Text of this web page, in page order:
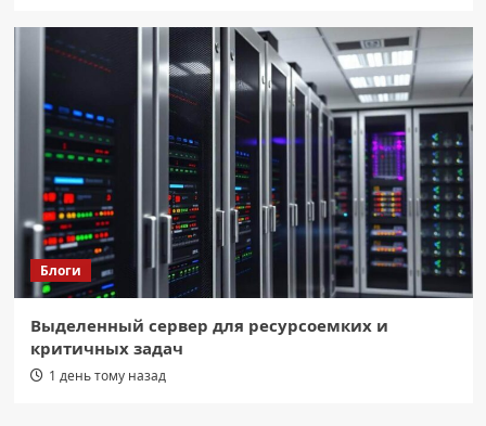
Блоги
Выделенный сервер для ресурсоемких и
критичных задач
1 день тому назад